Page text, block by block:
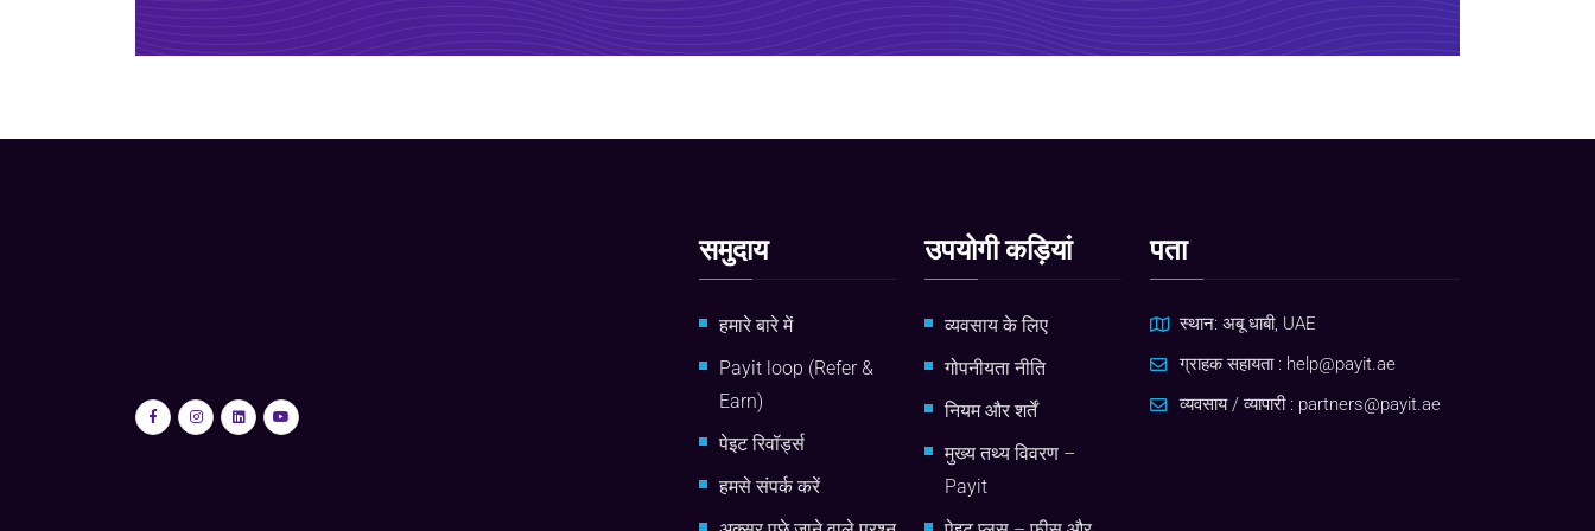
समुदाय
हमारे बारे में
Payit loop (Refer &
Earn)
पेइट रिवॉर्ड्स
हमसे संपर्क करें
उपयोगी कड़ियां
व्यवसाय के लिए
गोपनीयता नीति
नियम और शर्तें
मुख्य तथ्य विवरण –
Payit
पता
स्थान: अबू धाबी, UAE
ग्राहक सहायता : help@payit.ae
व्यवसाय / व्यापारी : partners@payit.ae